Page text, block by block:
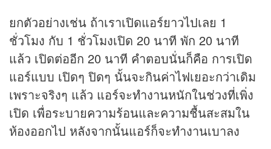
ยกตัวอย่างเช่น ถ้าเราเปิดแอร์ยาวไปเลย 1
ชั่วโมง กับ 1 ชั่วโมงเปิด 20 นาที พัก 20 นาที
แล้ว เปิดต่ออีก 20 นาที คำตอบนั่นก็คือ การเปิด
แอร์แบบ เปิดๆ ปิดๆ นั้นจะกินค่าไฟเยอะกว่าเดิม
เพราะจริงๆ แล้ว แอร์จะทำงานหนักในช่วงที่เพิ่ง
เปิด เพื่อระบายความร้อนและความชื้นสะสมใน
ห้องออกไป หลังจากนั้นแอร์ก็จะทำงานเบาลง